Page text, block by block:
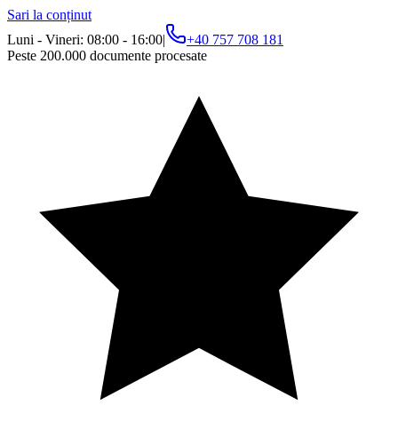
Sari la conținut
Luni - Vineri: 08:00 - 16:00|
+40 757 708 181
Peste 200.000 documente procesate